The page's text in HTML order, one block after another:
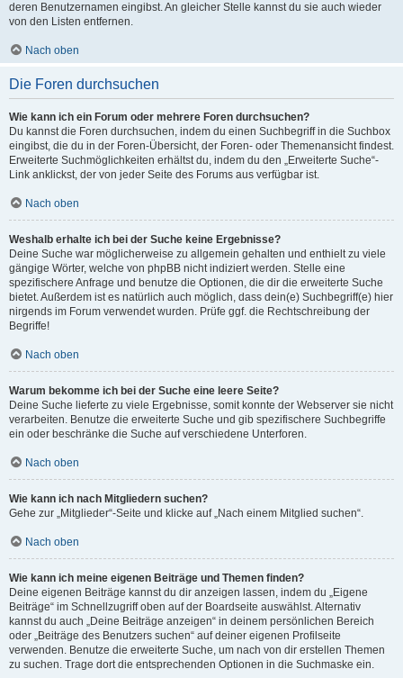
deren Benutzernamen eingibst. An gleicher Stelle kannst du sie auch wieder
von den Listen entfernen.
Nach oben
Die Foren durchsuchen
Wie kann ich ein Forum oder mehrere Foren durchsuchen?
Du kannst die Foren durchsuchen, indem du einen Suchbegriff in die Suchbox
eingibst, die du in der Foren-Übersicht, der Foren- oder Themenansicht findest.
Erweiterte Suchmöglichkeiten erhältst du, indem du den „Erweiterte Suche“-
Link anklickst, der von jeder Seite des Forums aus verfügbar ist.
Nach oben
Weshalb erhalte ich bei der Suche keine Ergebnisse?
Deine Suche war möglicherweise zu allgemein gehalten und enthielt zu viele
gängige Wörter, welche von phpBB nicht indiziert werden. Stelle eine
spezifischere Anfrage und benutze die Optionen, die dir die erweiterte Suche
bietet. Außerdem ist es natürlich auch möglich, dass dein(e) Suchbegriff(e) hier
nirgends im Forum verwendet wurden. Prüfe ggf. die Rechtschreibung der
Begriffe!
Nach oben
Warum bekomme ich bei der Suche eine leere Seite?
Deine Suche lieferte zu viele Ergebnisse, somit konnte der Webserver sie nicht
verarbeiten. Benutze die erweiterte Suche und gib spezifischere Suchbegriffe
ein oder beschränke die Suche auf verschiedene Unterforen.
Nach oben
Wie kann ich nach Mitgliedern suchen?
Gehe zur „Mitglieder“-Seite und klicke auf „Nach einem Mitglied suchen“.
Nach oben
Wie kann ich meine eigenen Beiträge und Themen finden?
Deine eigenen Beiträge kannst du dir anzeigen lassen, indem du „Eigene
Beiträge“ im Schnellzugriff oben auf der Boardseite auswählst. Alternativ
kannst du auch „Deine Beiträge anzeigen“ in deinem persönlichen Bereich
oder „Beiträge des Benutzers suchen“ auf deiner eigenen Profilseite
verwenden. Benutze die erweiterte Suche, um nach von dir erstellen Themen
zu suchen. Trage dort die entsprechenden Optionen in die Suchmaske ein.